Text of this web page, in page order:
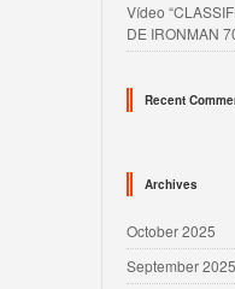
Vídeo
DE IRONMAN
Recent
Archives
October 2025
September 2025